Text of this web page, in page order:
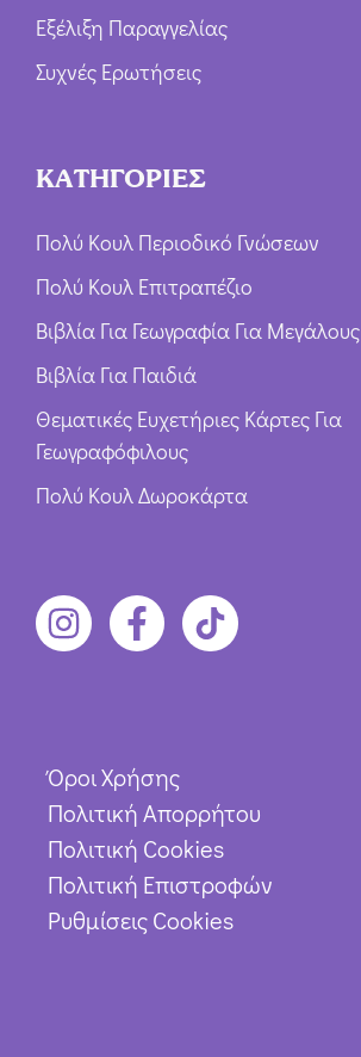
Εξέλιξη Παραγγελίας
Συχνές Ερωτήσεις
ΚΑΤΗΓΟΡΙΕΣ
Πολύ Κουλ Περιοδικό Γνώσεων
Πολύ Κουλ Επιτραπέζιο
Βιβλία Για Γεωγραφία Για Μεγάλους
Βιβλία Για Παιδιά
Θεματικές Ευχετήριες Κάρτες Για
Γεωγραφόφιλους
Πολύ Κουλ Δωροκάρτα
Όροι Χρήσης
Πολιτική Απορρήτου
Πολιτική Cookies
Πολιτική Επιστροφών
Ρυθμίσεις Cookies